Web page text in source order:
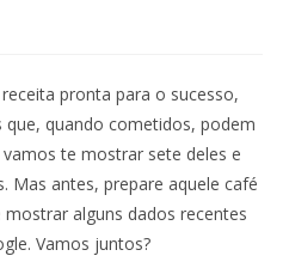
pronta para o sucesso,
quando cometidos, podem
te mostrar sete deles e
Mas antes, prepare aquele café
alguns dados recentes
Vamos juntos?